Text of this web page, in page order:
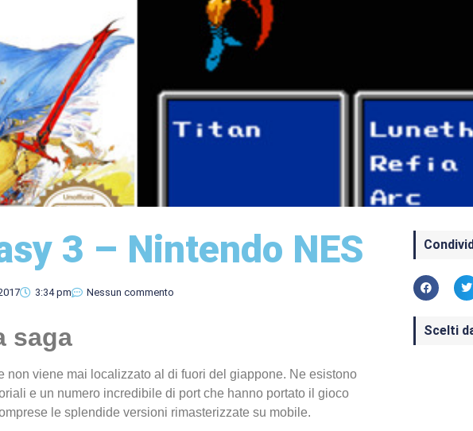
3 – Nintendo NES
3:34 pm Nessun commento
saga
non viene mai localizzato al di fuori del giappone. Ne esistono
e un numero incredibile di port che hanno portato il gioco
le splendide versioni rimasterizzate su mobile.
Scelti